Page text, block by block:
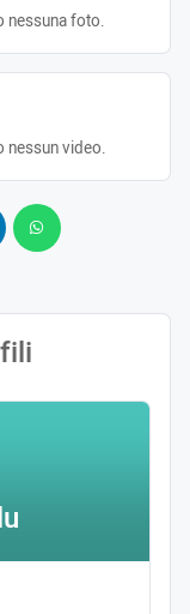
nessuna foto.
nessun video.